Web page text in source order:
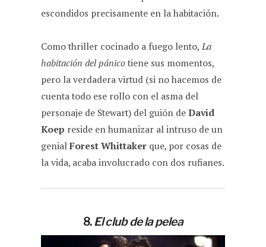
escondidos precisamente en la habitación.
Como thriller cocinado a fuego lento,La
habitación del pánicotiene sus momentos,
pero la verdadera virtud (si no hacemos de
cuenta todo ese rollo con el asma del
personaje de Stewart) del guión deDavid
Koep reside en humanizar al intruso de un
genialForest Whittaker que, por cosas de
la vida, acaba involucrado con dos rufianes.
8.El club de la pelea